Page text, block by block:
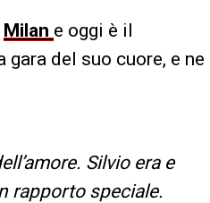
Milan e oggi è il
gara del suo cuore, e ne
Silvio era e
rapporto speciale.